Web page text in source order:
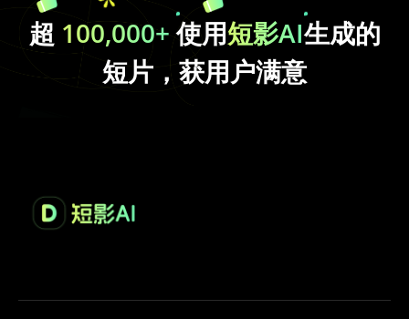
超 100,000+使用短影AI生成的
短片，获用户满意